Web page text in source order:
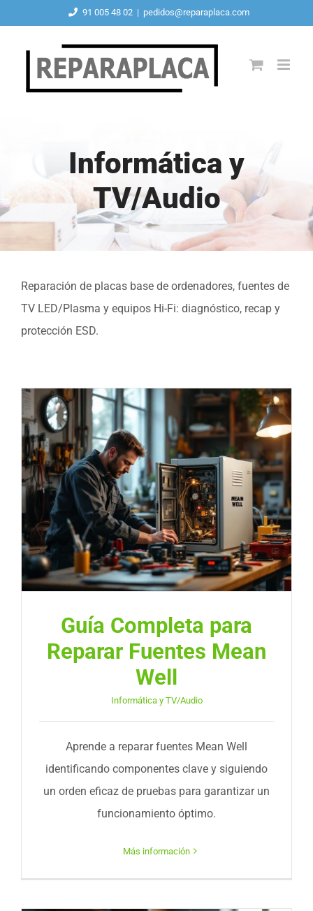
contenido
91 005 48 02 | pedidos@reparaplaca.com
Informática y
TV/Audio
Reparación de placas base de ordenadores, fuentes de
TV LED/Plasma y equipos Hi-Fi: diagnóstico, recap y
protección ESD.
Guía Completa para
Reparar Fuentes Mean
Well
Informática y TV/Audio
Aprende a reparar fuentes Mean Well
identificando componentes clave y siguiendo
un orden eficaz de pruebas para garantizar un
funcionamiento óptimo.
Más información